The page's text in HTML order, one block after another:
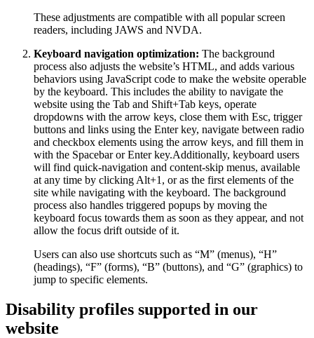
These adjustments are compatible with all popular screen
readers, including JAWS and NVDA.
Keyboard navigation optimization: The background
process also adjusts the website’s HTML, and adds various
behaviors using JavaScript code to make the website operable
by the keyboard. This includes the ability to navigate the
website using the Tab and Shift+Tab keys, operate
dropdowns with the arrow keys, close them with Esc, trigger
buttons and links using the Enter key, navigate between radio
and checkbox elements using the arrow keys, and fill them in
with the Spacebar or Enter key.Additionally, keyboard users
will find quick-navigation and content-skip menus, available
at any time by clicking Alt+1, or as the first elements of the
site while navigating with the keyboard. The background
process also handles triggered popups by moving the
keyboard focus towards them as soon as they appear, and not
allow the focus drift outside of it.
Users can also use shortcuts such as “M” (menus), “H”
(headings), “F” (forms), “B” (buttons), and “G” (graphics) to
jump to specific elements.
Disability profiles supported in our
website